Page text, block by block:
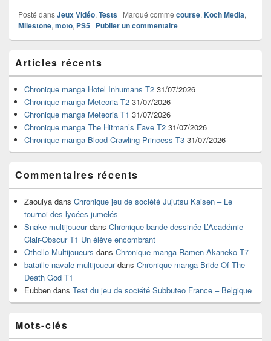
Posté dansJeux Vidéo, Tests | Marqué comme course, Koch Media,
Milestone, moto, PS5 | Publier un commentaire
principale
de
widget
pour
barre
latérale
Articles récents
Chronique manga Hotel Inhumans T2 31/07/2026
Chronique manga Meteoria T2 31/07/2026
Chronique manga Meteoria T1 31/07/2026
Chronique manga The Hitman’s Fave T2 31/07/2026
Chronique manga Blood-Crawling Princess T3 31/07/2026
Commentaires récents
Zaouiya dans Chronique jeu de société Jujutsu Kaisen – Le
tournoi des lycées jumelés
Snake multijoueurdans Chronique bande dessinée L’Académie
Clair-Obscur T1 Un élève encombrant
Othello Multijoueurs dans Chronique manga Ramen Akaneko T7
bataille navale multijoueurdans Chronique manga Bride Of The
Death God T1
Eubben dans Test du jeu de société Subbuteo France – Belgique
Mots-clés